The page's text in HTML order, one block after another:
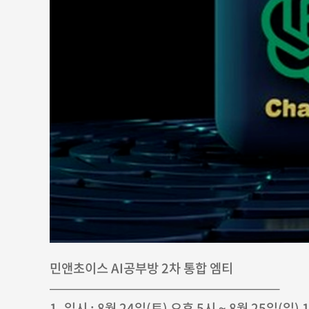
민앤초이스 AI공부방 2차 통합 엠티
—————————————————–